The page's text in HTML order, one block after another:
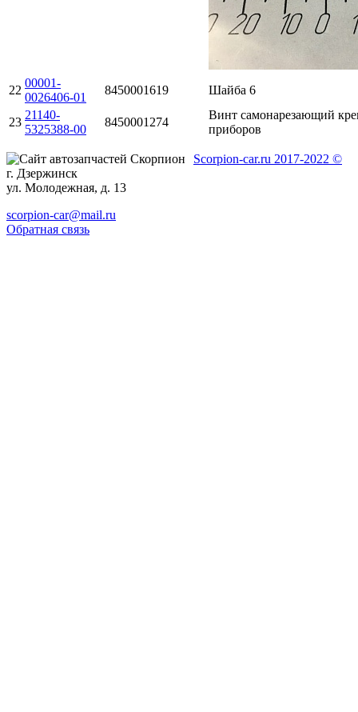
22
00001-
0026406-01
8450001619 Шайба 6
23
21140-
5325388-00
8450001274
Винт самонарезающий
приборов
Scorpion-car.ru 2017-2022 ©
г. Дзержинск
ул. Молодежная, д. 13
scorpion-car@mail.ru
Обратная связь